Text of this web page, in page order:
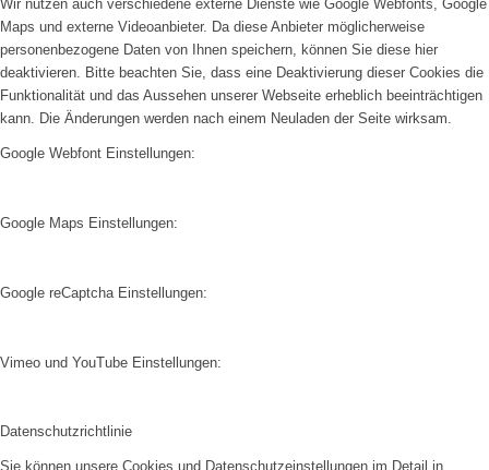
Wir nutzen auch verschiedene externe Dienste wie Google Webfonts, Google
Maps und externe Videoanbieter. Da diese Anbieter möglicherweise
personenbezogene Daten von Ihnen speichern, können Sie diese hier
deaktivieren. Bitte beachten Sie, dass eine Deaktivierung dieser Cookies die
Funktionalität und das Aussehen unserer Webseite erheblich beeinträchtigen
kann. Die Änderungen werden nach einem Neuladen der Seite wirksam.
Google Webfont Einstellungen:
Google Maps Einstellungen:
Google reCaptcha Einstellungen:
Vimeo und YouTube Einstellungen:
Datenschutzrichtlinie
Sie können unsere Cookies und Datenschutzeinstellungen im Detail in